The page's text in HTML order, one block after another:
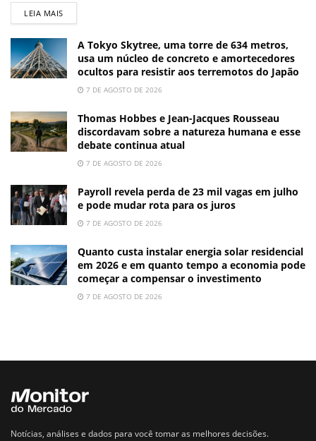
LEIA MAIS
A Tokyo Skytree, uma torre de 634 metros,
usa um núcleo de concreto e amortecedores
ocultos para resistir aos terremotos do Japão
7 DE AGOSTO DE 2026
Thomas Hobbes e Jean-Jacques Rousseau
discordavam sobre a natureza humana e esse
debate continua atual
7 DE AGOSTO DE 2026
Payroll revela perda de 23 mil vagas em julho
e pode mudar rota para os juros
7 DE AGOSTO DE 2026
Quanto custa instalar energia solar residencial
em 2026 e em quanto tempo a economia pode
começar a compensar o investimento
7 DE AGOSTO DE 2026
Notícias, análises e dados para você tomar as melhores decisões.